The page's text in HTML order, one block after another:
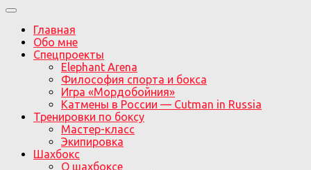
Главная
Обо мне
Спецпроекты
Elephant Arena
Философия спорта и бокса
Игра «Мордобойния»
Катмены в России — Cutman in Russia
Тренировки по боксу
Мастер-класс
Экипировка
Шахбокс
О шахбоксе